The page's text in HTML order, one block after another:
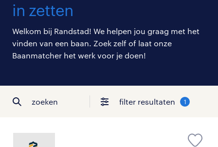
mijn carrière
over randstad
in zetten
Welkom bij Randstad! We helpen jou graag met het
vinden van een baan. Zoek zelf of laat onze
Baanmatcher het werk voor je doen!
zoeken filter resultaten 1